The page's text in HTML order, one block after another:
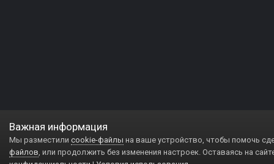
Важная информация
Мы разместили cookie-файлы на ваше устройство, чтобы помочь
файлов, или продолжить без изменения настроек. Оставаясь на